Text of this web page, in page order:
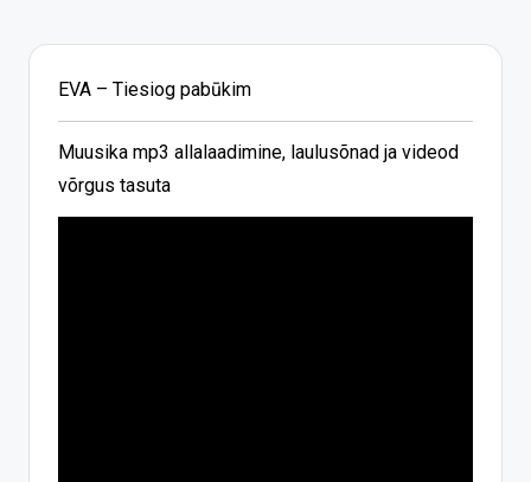
EVA – Tiesiog pabūkim
Muusika mp3 allalaadimine, laulusõnad ja videod
võrgus tasuta